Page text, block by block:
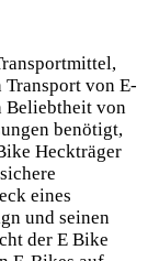
von E-
Beliebtheit von
benötigt,
Heckträger
eines
und seinen
der E Bike